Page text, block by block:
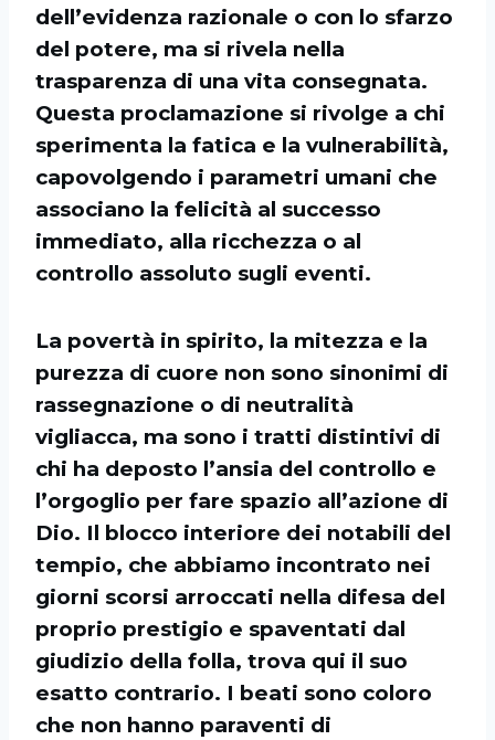
dell’evidenza razionale o con lo sfarzo
del potere, ma si rivela nella
trasparenza di una vita consegnata.
Questa proclamazione si rivolge a chi
sperimenta la fatica e la vulnerabilità,
capovolgendo i parametri umani che
associano la felicità al successo
immediato, alla ricchezza o al
controllo assoluto sugli eventi.
La povertà in spirito, la mitezza e la
purezza di cuore non sono sinonimi di
rassegnazione o di neutralità
vigliacca, ma sono i tratti distintivi di
chi ha deposto l’ansia del controllo e
l’orgoglio per fare spazio all’azione di
Dio. Il blocco interiore dei notabili del
tempio, che abbiamo incontrato nei
giorni scorsi arroccati nella difesa del
proprio prestigio e spaventati dal
giudizio della folla, trova qui il suo
esatto contrario. I beati sono coloro
che non hanno paraventi di